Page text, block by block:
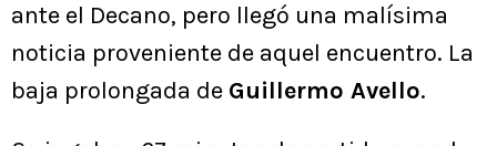
ante el Decano, pero llegó una malísima
noticia proveniente de aquel encuentro. La
baja prolongada de Guillermo Avello.